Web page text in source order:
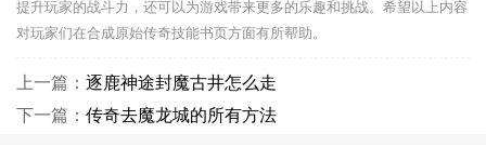
提升玩家的战斗力，还可以为游戏带来更多的乐趣和挑战。希望以上内容
对玩家们在合成原始传奇技能书页方面有所帮助。
上一篇： 逐鹿神途封魔古井怎么走
下一篇： 传奇去魔龙城的所有方法